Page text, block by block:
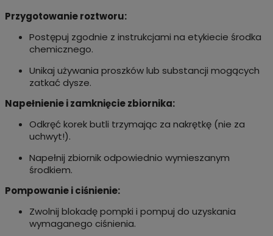
Przygotowanie roztworu:
Postępuj zgodnie z instrukcjami na etykiecie środka
chemicznego.
Unikaj używania proszków lub substancji mogących
zatkać dysze.
Napełnienie i zamknięcie zbiornika:
Odkręć korek butli trzymając za nakrętkę (nie za
uchwyt!).
Napełnij zbiornik odpowiednio wymieszanym
środkiem.
Pompowanie i ciśnienie:
Zwolnij blokadę pompki i pompuj do uzyskania
wymaganego ciśnienia.